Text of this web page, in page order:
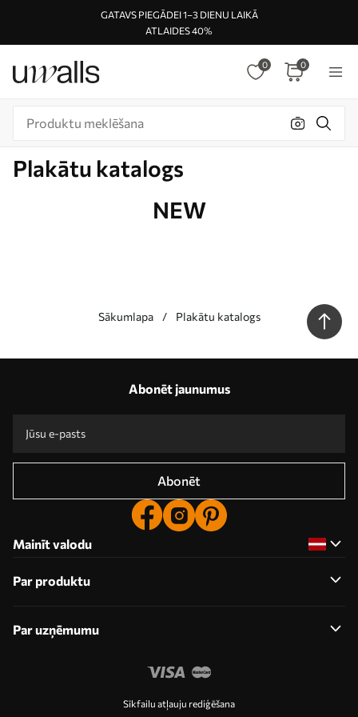
GATAVS PIEGĀDEI 1–3 DIENU LAIKĀ
ATLAIDES 40%
0 0
Plakātu katalogs
NEW
Sākumlapa Plakātu katalogs
Abonēt jaunumus
Abonēt
Mainīt valodu
Par produktu
Par uzņēmumu
Sīkfailu atļauju rediģēšana